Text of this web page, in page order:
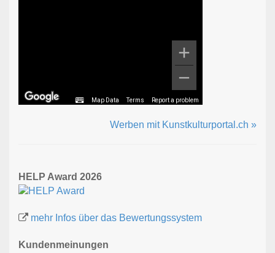
Map Data Terms Report a problem
Werben mit Kunstkulturportal.ch »
HELP Award 2026
mehr Infos über das Bewertungssystem
Kundenmeinungen